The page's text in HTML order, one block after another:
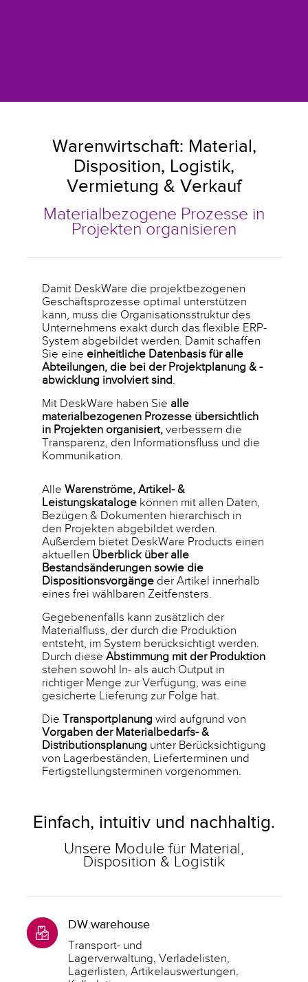
Warenwirtschaft: Material,
Disposition, Logistik,
Vermietung & Verkauf
Materialbezogene Prozesse in
Projekten organisieren
Damit DeskWare die projektbezogenen
Geschäftsprozesse optimal unterstützen
kann, muss die Organisationsstruktur des
Unternehmens exakt durch das flexible ERP-
System abgebildet werden. Damit schaffen
Sie eine einheitliche Datenbasis für alle
Abteilungen, die bei der Projektplanung & -
abwicklung involviert sind.
Mit DeskWare haben Sie alle
materialbezogenen Prozesse übersichtlich
in Projekten organisiert, verbessern die
Transparenz, den Informationsfluss und die
Kommunikation.
Alle Warenströme, Artikel- &
Leistungskatalogekönnen mit allen Daten,
Bezügen & Dokumenten hierarchisch in
den Projekten abgebildet werden.
Außerdem bietet DeskWare Products einen
aktuellen Überblick über alle
Bestandsänderungen sowie die
Dispositionsvorgängeder Artikel innerhalb
eines frei wählbaren Zeitfensters.
Gegebenenfalls kann zusätzlich der
Materialfluss, der durch die Produktion
entsteht, im System berücksichtigt werden.
Durch diese Abstimmung mit der Produktion
stehen sowohl In- als auch Output in
richtiger Menge zur Verfügung, was eine
gesicherte Lieferung zur Folge hat.
Die Transportplanung wird aufgrund von
Vorgaben der Materialbedarfs- &
Distributionsplanung unter Berücksichtigung
von Lagerbeständen, Lieferterminen und
Fertigstellungsterminen vorgenommen.
Einfach, intuitiv und nachhaltig.
Unsere Module für Material,
Disposition & Logistik
DW.warehouse
Transport- und
Lagerverwaltung, Verladelisten,
Lagerlisten, Artikelauswertungen,